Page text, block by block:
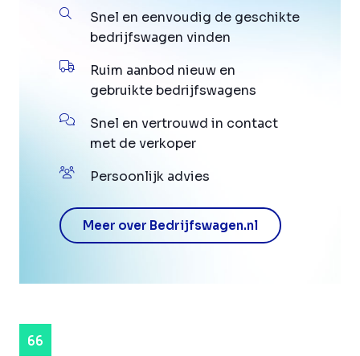
Snel en eenvoudig de geschikte
bedrijfswagen vinden
Ruim aanbod nieuw en
gebruikte bedrijfswagens
Snel en vertrouwd in contact
met de verkoper
Persoonlijk advies
Meer over Bedrijfswagen.nl